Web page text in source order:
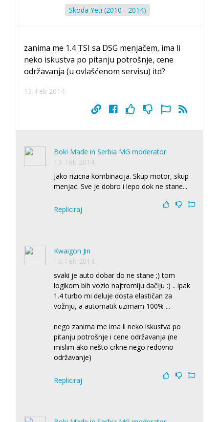
Skoda Yeti (2010 - 2014)
zanima me 1.4 TSI sa DSG menjačem, ima li
neko iskustva po pitanju potrošnje, cene
održavanja (u ovlašćenom servisu) itd?
13. Feb 2014.
Boki Made in Serbia MG moderator
13. Feb 2014.
Jako rizicna kombinacija. Skup motor, skup
menjac. Sve je dobro i lepo dok ne stane...
Repliciraj
Kwaigon Jin
13. Feb 2014.
svaki je auto dobar do ne stane ;) tom
logikom bih vozio najtromiju dačiju :) .. ipak
1.4 turbo mi deluje dosta elastičan za
vožnju, a automatik uzimam 100% ...
nego zanima me ima li neko iskustva po
pitanju potrošnje i cene održavanja (ne
mislim ako nešto crkne nego redovno
održavanje)
Repliciraj